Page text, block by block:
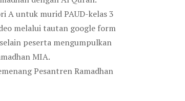
A untuk murid PAUD-kelas 3
melalui tautan google form
peserta mengumpulkan
MIA.
Pesantren Ramadhan